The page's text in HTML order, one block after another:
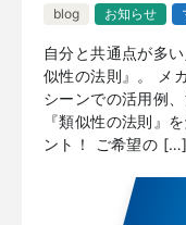
blog
お知らせ
自分と共通点が多
似性の法則』。 メ
シーンでの活用例
『類似性の法則』
ント！ ご希望の […]